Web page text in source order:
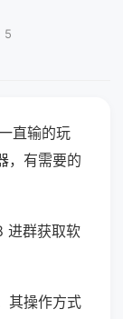
5
直输的玩
，有需要的
进群获取软
其操作方式